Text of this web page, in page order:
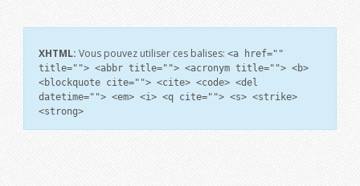
XHTML: Vous pouvez utiliser ces balises: <a href=""
title=""> <abbr title=""> <acronym title=""> <b>
<blockquote cite=""> <cite> <code> <del
datetime=""> <em> <i> <q cite=""> <s> <strike>
<strong>